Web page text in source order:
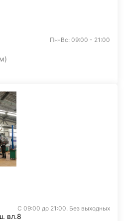
Пн-Вс: 09:00 - 21:00
С 09:00 до 21:00. Без выходных
вл.8